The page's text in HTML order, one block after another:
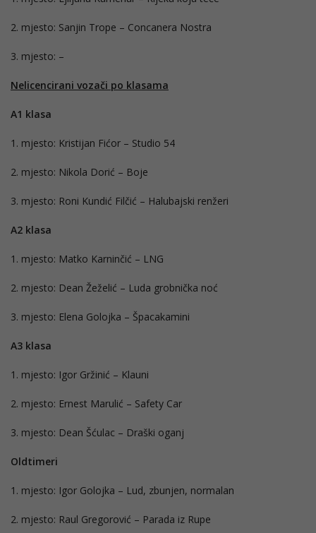
2. mjesto: Sanjin Trope – Concanera Nostra
3. mjesto: –
Nelicencirani vozači po klasama
A1 klasa
1. mjesto: Kristijan Fićor – Studio 54
2. mjesto: Nikola Dorić – Boje
3. mjesto: Roni Kundić Filčić – Halubajski renžeri
A2 klasa
1. mjesto: Matko Karninčić – LNG
2. mjesto: Dean Žeželić – Luda grobnička noć
3. mjesto: Elena Golojka – Špacakamini
A3 klasa
1. mjesto: Igor Gržinić – Klauni
2. mjesto: Ernest Marulić – Safety Car
3. mjesto: Dean Šćulac – Draški oganj
Oldtimeri
1. mjesto: Igor Golojka – Lud, zbunjen, normalan
2. mjesto: Raul Gregorović – Parada iz Rupe